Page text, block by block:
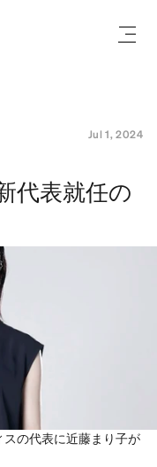
Jul 1, 2024
代表就任の
スの代表に近藤まり子が